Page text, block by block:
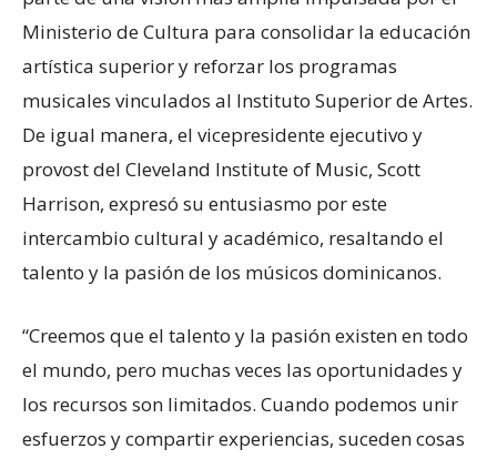
Ministerio de Cultura para consolidar la educación
artística superior y reforzar los programas
musicales vinculados al Instituto Superior de Artes.
De igual manera, el vicepresidente ejecutivo y
provost del Cleveland Institute of Music, Scott
Harrison, expresó su entusiasmo por este
intercambio cultural y académico, resaltando el
talento y la pasión de los músicos dominicanos.
“Creemos que el talento y la pasión existen en todo
el mundo, pero muchas veces las oportunidades y
los recursos son limitados. Cuando podemos unir
esfuerzos y compartir experiencias, suceden cosas